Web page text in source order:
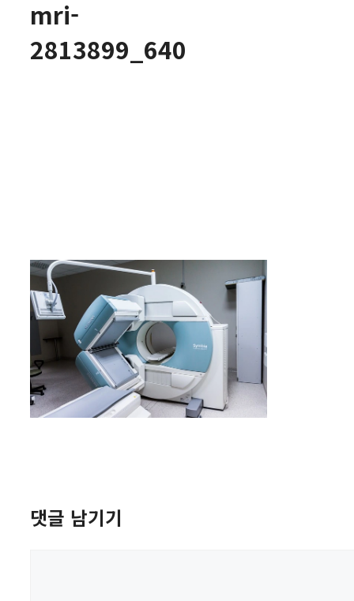
mri-
2813899_640
댓글 남기기